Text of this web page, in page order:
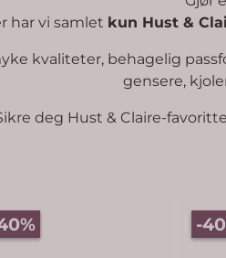
har vi samlet kun Hust &
kvaliteter, behagelig
gensere,
deg Hust & Claire-
-